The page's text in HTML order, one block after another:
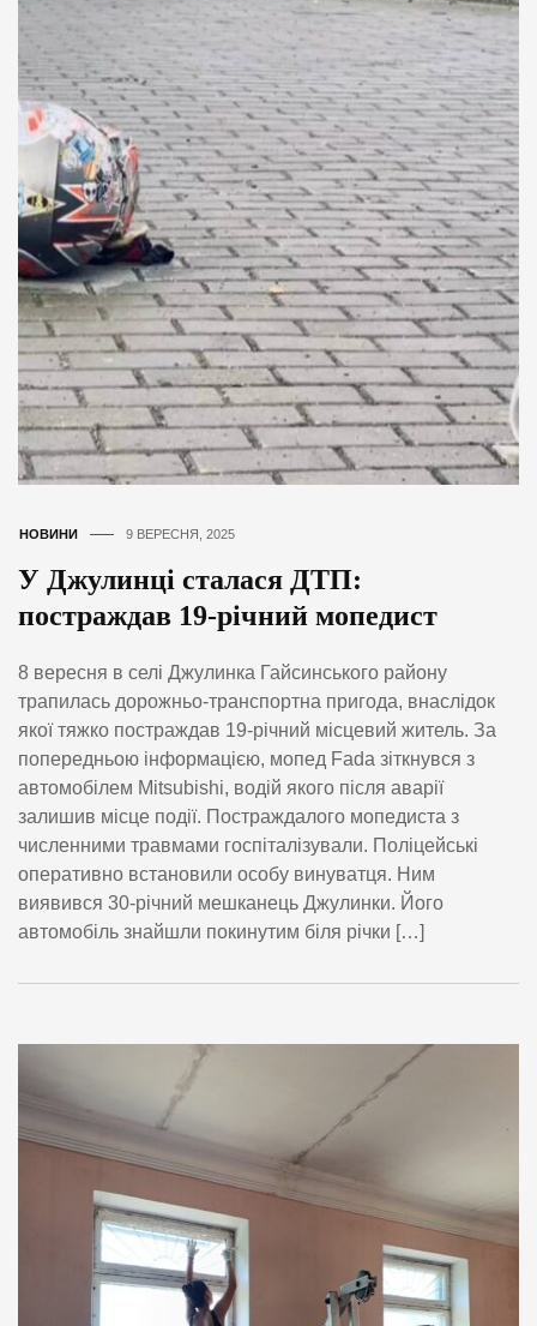
НОВИНИ 9 ВЕРЕСНЯ, 2025
У Джулинці сталася ДТП:
постраждав 19-річний мопедист
8 вересня в селі Джулинка Гайсинського району
трапилась дорожньо-транспортна пригода, внаслідок
якої тяжко постраждав 19-річний місцевий житель. За
попередньою інформацією, мопед Fada зіткнувся з
автомобілем Mitsubishi, водій якого після аварії
залишив місце події. Постраждалого мопедиста з
численними травмами госпіталізували. Поліцейські
оперативно встановили особу винуватця. Ним
виявився 30-річний мешканець Джулинки. Його
автомобіль знайшли покинутим біля річки […]